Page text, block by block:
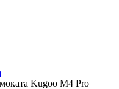
Kugoo M4 Pro